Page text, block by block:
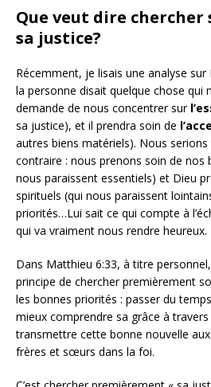
Que veut dire chercher
sa justice?
Récemment, je lisais une analyse
la personne disait quelque chose qui
demande de nous concentrer sur
sa justice), et il prendra soin de
autres biens matériels). Nous
contraire : nous prenons soin de nos
nous paraissent essentiels) et Dieu
spirituels (qui nous paraissent
priorités…Lui sait ce qui compte à
qui va vraiment nous rendre heureux.
Dans Matthieu 6:33, à titre
principe de chercher premièrement
les bonnes priorités : passer du
mieux comprendre sa grâce à
transmettre cette bonne nouvelle
frères et sœurs dans la foi.